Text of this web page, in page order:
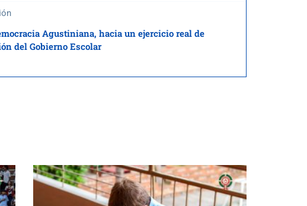
Agustiniana, hacia un ejercicio real de
del Gobierno Escolar